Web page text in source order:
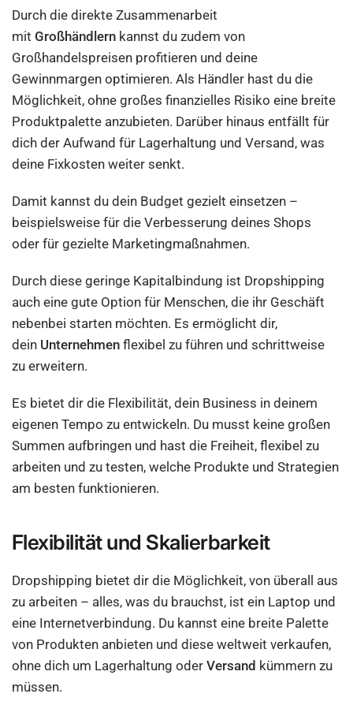
Durch die direkte Zusammenarbeit
mit Großhändlern kannst du zudem von
Großhandelspreisen profitieren und deine
Gewinnmargen optimieren. Als Händler hast du die
Möglichkeit, ohne großes finanzielles Risiko eine breite
Produktpalette anzubieten. Darüber hinaus entfällt für
dich der Aufwand für Lagerhaltung und Versand, was
deine Fixkosten weiter senkt.
Damit kannst du dein Budget gezielt einsetzen –
beispielsweise für die Verbesserung deines Shops
oder für gezielte Marketingmaßnahmen.
Durch diese geringe Kapitalbindung ist Dropshipping
auch eine gute Option für Menschen, die ihr Geschäft
nebenbei starten möchten. Es ermöglicht dir,
dein Unternehmen flexibel zu führen und schrittweise
zu erweitern.
Es bietet dir die Flexibilität, dein Business in deinem
eigenen Tempo zu entwickeln. Du musst keine großen
Summen aufbringen und hast die Freiheit, flexibel zu
arbeiten und zu testen, welche Produkte und Strategien
am besten funktionieren.
Flexibilität und Skalierbarkeit
Dropshipping bietet dir die Möglichkeit, von überall aus
zu arbeiten – alles, was du brauchst, ist ein Laptop und
eine Internetverbindung. Du kannst eine breite Palette
von Produkten anbieten und diese weltweit verkaufen,
ohne dich um Lagerhaltung oderVersand kümmern zu
müssen.